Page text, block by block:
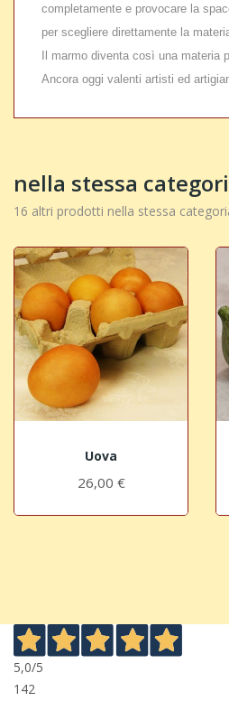
completamente e provocare la
per scegliere direttamente la
Il marmo diventa così una materia
Ancora oggi valenti artisti ed
nella stessa
16 altri prodotti nella stessa
Uova
26,00 €
5,0/5
142